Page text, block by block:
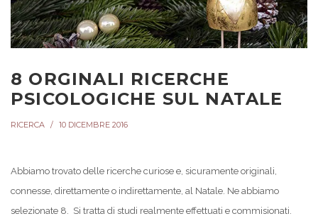
8 ORGINALI RICERCHE
PSICOLOGICHE SUL NATALE
RICERCA 10 DICEMBRE 2016
Abbiamo trovato delle ricerche curiose e, sicuramente originali,
connesse, direttamente o indirettamente, al Natale. Ne abbiamo
selezionate 8. Si tratta di studi realmente effettuati e commisionati.